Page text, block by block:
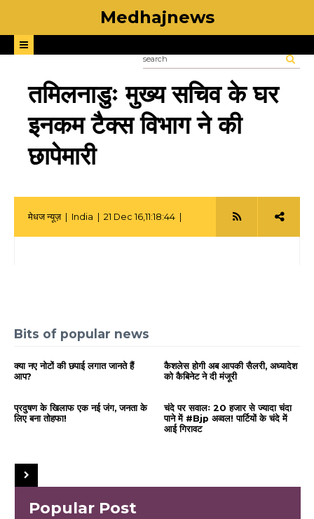
Medhajnews
तमिलनाडुः मुख्य सचिव के घर
इनकम टैक्स विभाग ने की
छापेमारी
मेधज न्यूज़ | India | 21 Dec 16,11:18:44 |
Bits of popular news
क्या नए नोटों की छपाई लगात जानते हैं
आप?
कैशलेस होगी अब आपकी सैलरी, अध्यादेश
को कैबिनेट ने दी मंजूरी
प्रदुषण के खिलाफ एक नई जंग, जनता के
लिए बना तोहफा!
चंदे पर सवालः 20 हजार से ज्यादा चंदा
पाने में #Bjp अव्वल! पार्टियों के चंदे में
आई गिरावट
Popular Post